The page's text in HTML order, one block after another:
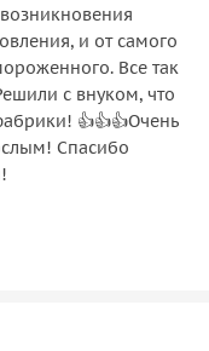
и от самого
Все так
с внуком, что
👍👍👍Очень
Спасибо